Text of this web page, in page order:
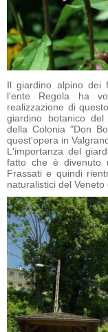
Il giardino alpino dei
l'ente Regola ha
realizzazione di
giardino botanico del
della Colonia "Don
quest'opera in
L'importanza del
fatto che è divenuto
Frassati e quindi
naturalistici del Veneto